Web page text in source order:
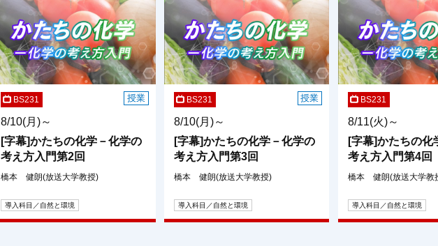
BS231 授業
8/10(月)～
[字幕]かたちの化学－化学の
考え方入門第2回
橋本 健朗(放送大学教授)
導入科目／自然と環境
BS231 授業
8/10(月)～
[字幕]かたちの化学－化学の
考え方入門第3回
橋本 健朗(放送大学教授)
導入科目／自然と環境
BS231
8/11(火)～
[字幕]かたちの化
考え方入門第4回
橋本 健朗(放送大学教
導入科目／自然と環境